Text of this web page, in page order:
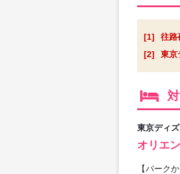
[1]
往路
[2]
東京
東京ディ
オリエ
【パーク